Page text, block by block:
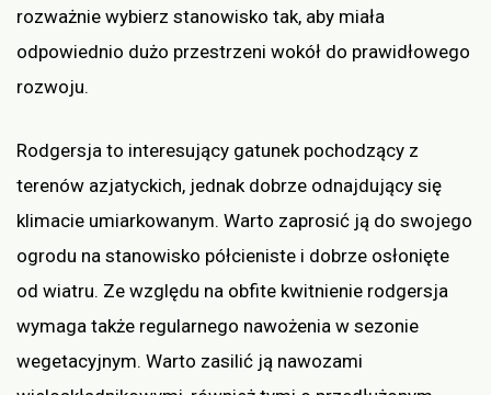
rozważnie wybierz stanowisko tak, aby miała
odpowiednio dużo przestrzeni wokół do prawidłowego
rozwoju.
Rodgersja to interesujący gatunek pochodzący z
terenów azjatyckich, jednak dobrze odnajdujący się
klimacie umiarkowanym. Warto zaprosić ją do swojego
ogrodu na stanowisko półcieniste i dobrze osłonięte
od wiatru. Ze względu na obfite kwitnienie rodgersja
wymaga także regularnego nawożenia w sezonie
wegetacyjnym. Warto zasilić ją nawozami